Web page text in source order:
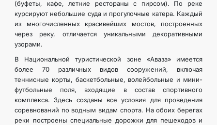
(буфеты, кафе, летние рестораны с пирсом). По реке
курсируют небольшие суда и прогулочные катера. Каждый
из многочисленных красивейших мостов, построенных
через реку, отличается уникальными декоративными
узорами.
В Национальной туристической зоне «Аваза» имеется
более 70 различных видов сооружений, включая
теннисные корты, баскетбольные, волейбольные и мини-
футбольные поля, входящие в состав спортивного
комплекса. Здесь созданы все условия для проведения
соревнований по водным видам спорта. На обоих берегах
реки построены специальные дорожки для пешеходов и